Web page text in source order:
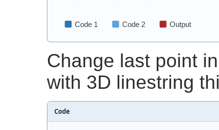
Change last point
with 3D linestring
Code